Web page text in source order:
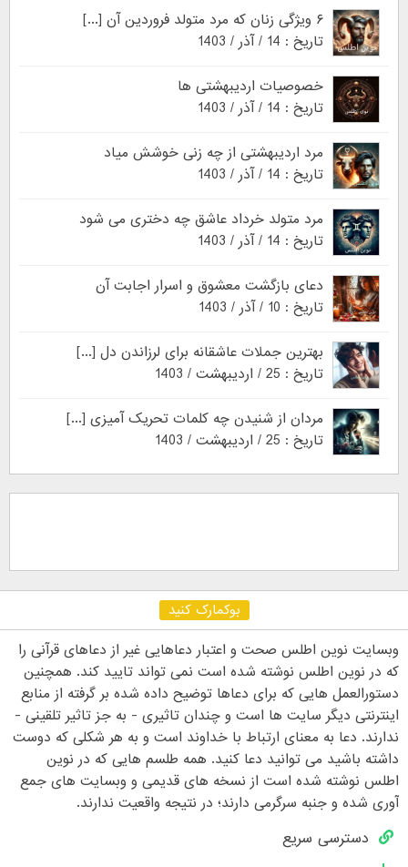
۶ ویژگی زنان که مرد متولد فروردین آن [...]
تاریخ : 14 / آذر / 1403
خصوصیات اردیبهشتی ها
تاریخ : 14 / آذر / 1403
مرد اردیبهشتی از چه زنی خوشش میاد
تاریخ : 14 / آذر / 1403
مرد متولد خرداد عاشق چه دختری می شود
تاریخ : 14 / آذر / 1403
دعای بازگشت معشوق و اسرار اجابت آن
تاریخ : 10 / آذر / 1403
بهترین جملات عاشقانه برای لرزاندن دل [...]
تاریخ : 25 / اردیبهشت / 1403
مردان از شنیدن چه کلمات تحریک آمیزی [...]
تاریخ : 25 / اردیبهشت / 1403
بوکمارک کنید
وبسایت نوین اطلس صحت و اعتبار دعاهایی غیر از دعاهای قرآنی را
که در نوین اطلس نوشته شده است نمی تواند تایید کند. همچنین
دستورالعمل هایی که برای دعاها توضیح داده شده بر گرفته از منابع
اینترنتی دیگر سایت ها است و چندان تاثیری - به جز تاثیر تلقینی -
ندارند. دعا به معنای ارتباط با خداوند است و به هر شکلی که دوست
داشته باشید می توانید دعا کنید. همه طلسم هایی که در نوین
اطلس نوشته شده است از نسخه های قدیمی و وبسایت های جمع
آوری شده و جنبه سرگرمی دارند؛ در نتیجه واقعیت ندارند.
دسترسی سریع